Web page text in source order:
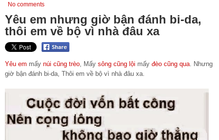
No comments
Yêu em nhưng giờ bận đánh bi-da,
thôi em về bộ vì nhà đâu xa
Yêu em mấy núi cũng trèo, Mấy sông cũng lội mấy đèo cũng qua. Nhưng
giờ bận đánh bi-da, Thôi em về bộ vì nhà đâu xa.